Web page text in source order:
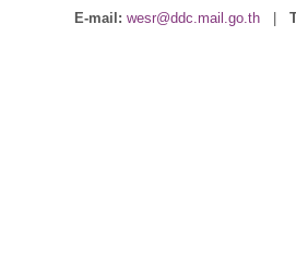
E-mail: wesr@ddc.mail.go.th|